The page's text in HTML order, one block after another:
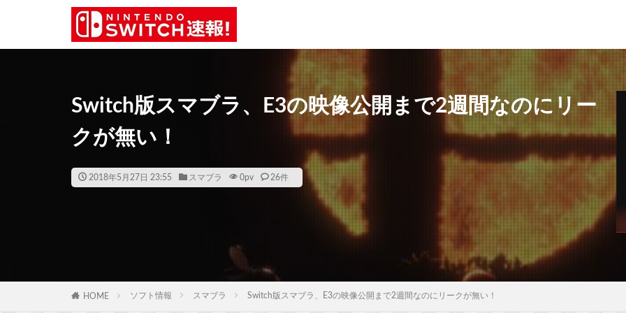
Switch版スマブラ、E3の映像公開まで2週間なのにリー
クが無い！
2018年5月27日 23:55 スマブラ 0pv 26件
HOME ソフト情報 スマブラ Switch版スマブラ、E3の映像公開まで2週間なのにリークが無い！